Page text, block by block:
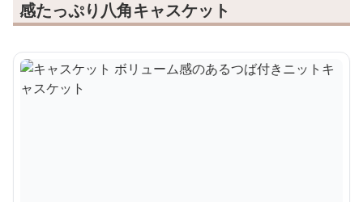
感たっぷり八角キャスケット